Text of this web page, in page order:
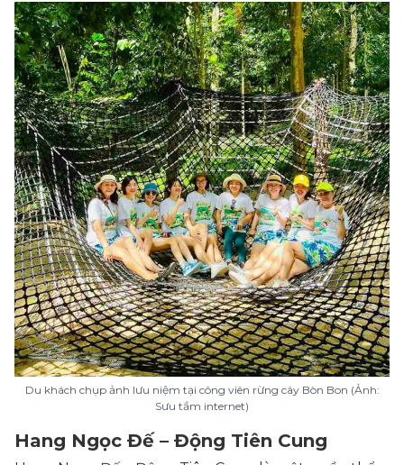
Du khách chụp ảnh lưu niệm tại công viên rừng cây Bòn Bon (Ảnh:
Sưu tầm internet)
Hang Ngọc Đế – Động Tiên Cung